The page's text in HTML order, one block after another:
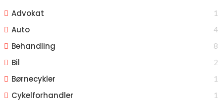
Advokat 1
Auto 4
Behandling 8
Bil 2
Børnecykler 1
Cykelforhandler 1